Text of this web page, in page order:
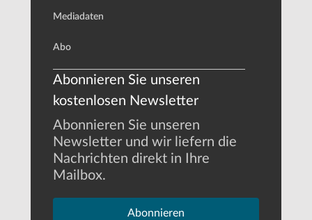
Mediadaten
Abo
Abonnieren Sie unseren
kostenlosen Newsletter
Abonnieren Sie unseren
Newsletter und wir liefern die
Nachrichten direkt in Ihre
Mailbox.
Abonnieren